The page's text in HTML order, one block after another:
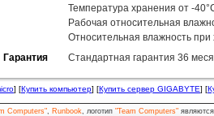
Температура хранения от -
Рабочая относительная
Относительная влажность
Гарантия
Стандартная гарантия 36
] [Купить компьютер] [Купить сервер GIGABYTE] [
Computers", Runbook, логотип "Team Computers"